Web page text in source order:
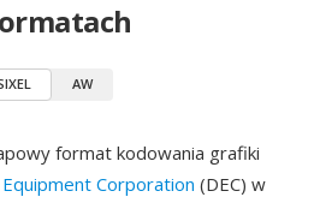
AW
format kodowania grafiki
Corporation (DEC) w